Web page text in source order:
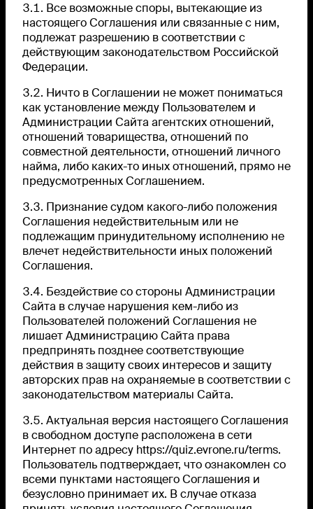
3.1. Все возможные споры, вытекающие из
настоящего Соглашения или связанные с ним,
подлежат разрешению в соответствии с
действующим законодательством Российской
Федерации.
3.2. Ничто в Соглашении не может пониматься
как установление между Пользователем и
Администрации Сайта агентских отношений,
отношений товарищества, отношений по
совместной деятельности, отношений личного
найма, либо каких-то иных отношений, прямо не
предусмотренных Соглашением.
3.3. Признание судом какого-либо положения
Соглашения недействительным или не
подлежащим принудительному исполнению не
влечет недействительности иных положений
Соглашения.
3.4. Бездействие со стороны Администрации
Сайта в случае нарушения кем-либо из
Пользователей положений Соглашения не
лишает Администрацию Сайта права
предпринять позднее соответствующие
действия в защиту своих интересов и защиту
авторских прав на охраняемые в соответствии с
законодательством материалы Сайта.
3.5. Актуальная версия настоящего Соглашения
в свободном доступе расположена в сети
Интернет по адресу https://quiz.evrone.ru/terms.
Пользователь подтверждает, что ознакомлен со
всеми пунктами настоящего Соглашения и
безусловно принимает их. В случае отказа